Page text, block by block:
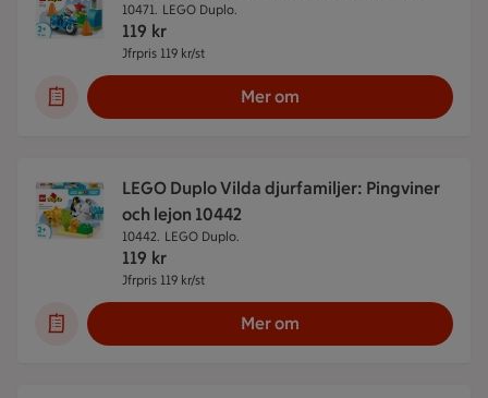
10471. LEGO Duplo.
119 kr
Jfrpris 119 kr/st
Mer om
LEGO Duplo Vilda djurfamiljer: Pingviner
och lejon 10442
10442. LEGO Duplo.
119 kr
Jfrpris 119 kr/st
Mer om